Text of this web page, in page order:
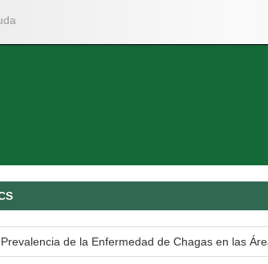
de la Enfermedad de Chagas en las